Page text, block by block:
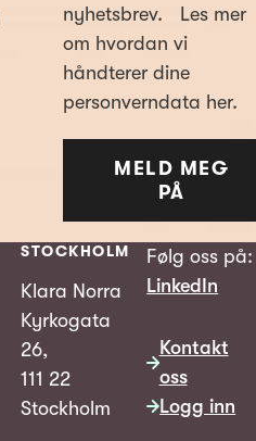
nyhetsbrev. Les mer
om hvordan vi
håndterer dine
personverndata her.
MELD MEG
PÅ
STOCKHOLM
Klara Norra
Kyrkogata
26,
111 22
Stockholm
Følg oss på:
LinkedIn
Kontakt
oss
Logg inn